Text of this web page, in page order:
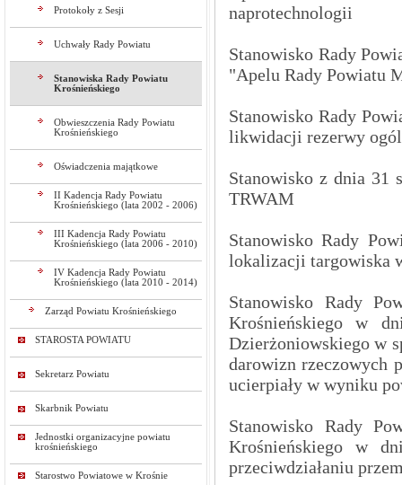
Protokoły z Sesji
Uchwały Rady Powiatu
Stanowiska Rady Powiatu
Krośnieńskiego
Obwieszczenia Rady Powiatu
Krośnieńskiego
Oświadczenia majątkowe
II Kadencja Rady Powiatu
Krośnieńskiego (lata 2002 - 2006)
III Kadencja Rady Powiatu
Krośnieńskiego (lata 2006 - 2010)
IV Kadencja Rady Powiatu
Krośnieńskiego (lata 2010 - 2014)
Zarząd Powiatu Krośnieńskiego
STAROSTA POWIATU
Sekretarz Powiatu
Skarbnik Powiatu
Jednostki organizacyjne powiatu
krośnieńskiego
Starostwo Powiatowe w Krośnie
naprotechnologii
Stanowisko Rady
"Apelu Rady Powiatu
Stanowisko Rady
likwidacji rezerwy
Stanowisko z dnia 31
TRWAM
Stanowisko Rady
lokalizacji targowiska
Stanowisko Rady
Krośnieńskiego w
Dzierżoniowskiego w
darowizn rzeczowych
ucierpiały w wyniku
Stanowisko Rady
Krośnieńskiego w
przeciwdziałaniu